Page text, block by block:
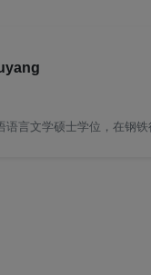
言文学硕士学位，在钢